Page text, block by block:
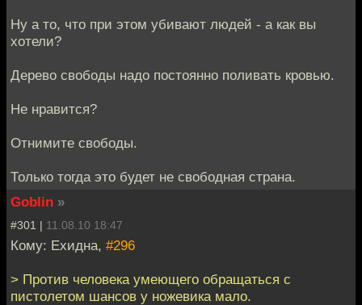
Ну а то, что при этом убивают людей - а как вы
хотели?
Дерево свободы надо постоянно поливать кровью.
Не нравится?
Отнимите свободы.
Только тогда это будет не свободная страна.
Goblin »
#301 | 11.08.10 18:47
Кому: Ехидна, #296
> Против человека умеющего обращаться с
пистолетом шансов у ножевика мало.